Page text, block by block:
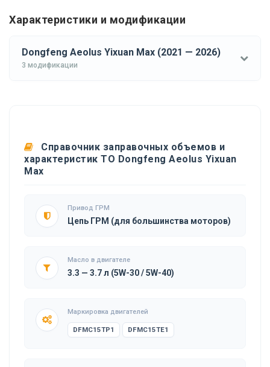
Характеристики и модификации
Dongfeng Aeolus Yixuan Max (2021 — 2026)
3 модификации
Справочник заправочных объемов и
характеристик ТО Dongfeng Aeolus Yixuan
Max
Привод ГРМ
Цепь ГРМ (для большинства моторов)
Масло в двигателе
3.3 — 3.7 л (5W-30 / 5W-40)
Маркировка двигателей
DFMC15TP1 DFMC15TE1